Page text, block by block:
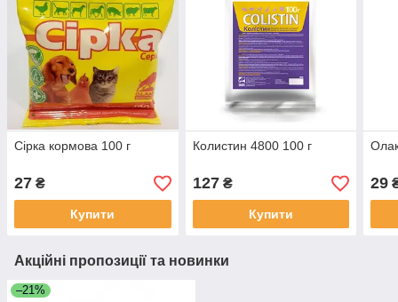
Сірка кормова 100 г
27 ₴
Купити
Колистин 4800 100 г
127₴
Купити
29
Акційні пропозиції та новинки
–21%